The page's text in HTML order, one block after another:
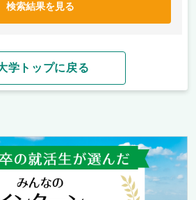
検索結果を見る
学トップに戻る